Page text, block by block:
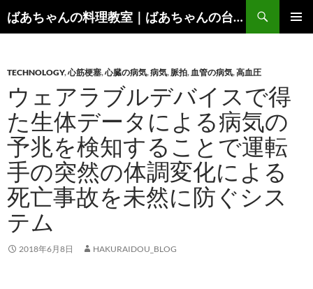
ン
ツ
へ
キ
ッ
ばあちゃんの料理教室｜ばあちゃんの台所から学ぶ、食と健康の知恵
索
TECHNOLOGY,心筋梗塞,心臓の病気,病気,脈拍,血管の病気,高血圧
ウェアラブルデバイスで得
た生体データによる病気の
予兆を検知することで運転
手の突然の体調変化による
死亡事故を未然に防ぐシス
テム
2018年6月8日 HAKURAIDOU_BLOG